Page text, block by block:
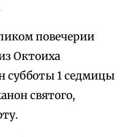
повечерии
Октоиха
субботы 1 седмицы
святого,